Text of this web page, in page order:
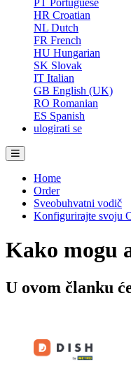
PT Portuguese
HR Croatian
NL Dutch
FR French
HU Hungarian
SK Slovak
IT Italian
GB English (UK)
RO Romanian
ES Spanish
ulogirati se
Home
Order
Sveobuhvatni vodič
Konfigurirajte svoju
Kako mogu
U ovom članku